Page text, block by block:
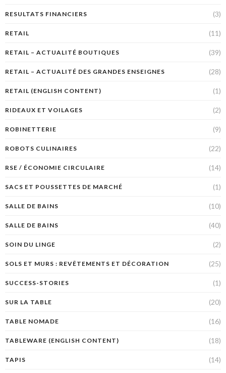
RESULTATS FINANCIERS (3)
RETAIL (11)
RETAIL – ACTUALITÉ BOUTIQUES (39)
RETAIL – ACTUALITÉ DES GRANDES ENSEIGNES (28)
RETAIL (ENGLISH CONTENT) (1)
RIDEAUX ET VOILAGES (2)
ROBINETTERIE (9)
ROBOTS CULINAIRES (22)
RSE / ÉCONOMIE CIRCULAIRE (14)
SACS ET POUSSETTES DE MARCHÉ (1)
SALLE DE BAINS (10)
SALLE DE BAINS (40)
SOIN DU LINGE (2)
SOLS ET MURS : REVÊTEMENTS ET DÉCORATION (25)
SUCCESS-STORIES (1)
SUR LA TABLE (20)
TABLE NOMADE (16)
TABLEWARE (ENGLISH CONTENT) (18)
TAPIS (14)